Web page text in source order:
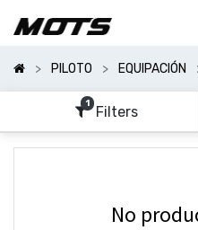
PILOTO EQUIPACIÓN
1 Filters
Categorías
Mostrar
Opciones
No